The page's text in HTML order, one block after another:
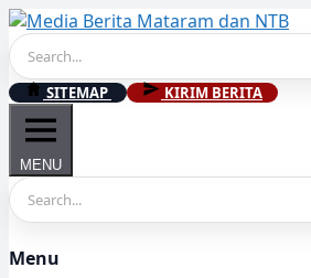
Skip
to
content
SITEMAP KIRIM BERITA
MENU
Menu